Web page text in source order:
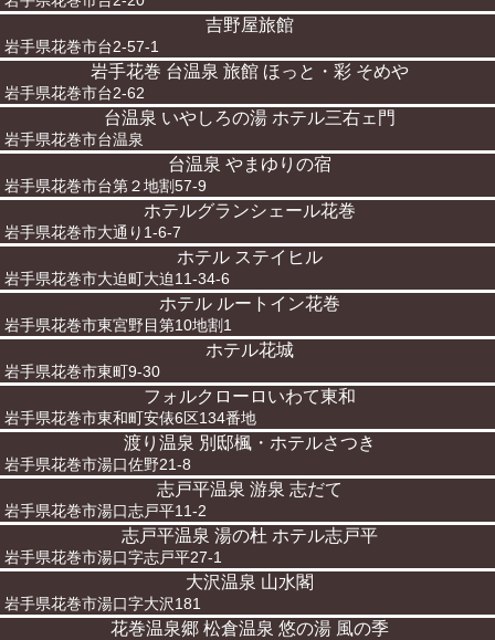
吉野屋旅館
岩手県花巻市台2-57-1
岩手花巻 台温泉 旅館 ほっと・彩 そめや
岩手県花巻市台2-62
台温泉 いやしろの湯 ホテル三右ェ門
岩手県花巻市台温泉
台温泉 やまゆりの宿
岩手県花巻市台第２地割57-9
ホテルグランシェール花巻
岩手県花巻市大通り1-6-7
ホテル ステイヒル
岩手県花巻市大迫町大迫11-34-6
ホテル ルートイン花巻
岩手県花巻市東宮野目第10地割1
ホテル花城
岩手県花巻市東町9-30
フォルクローロいわて東和
岩手県花巻市東和町安俵6区134番地
渡り温泉 別邸楓・ホテルさつき
岩手県花巻市湯口佐野21-8
志戸平温泉 游泉 志だて
岩手県花巻市湯口志戸平11-2
志戸平温泉 湯の杜 ホテル志戸平
岩手県花巻市湯口字志戸平27-1
大沢温泉 山水閣
岩手県花巻市湯口字大沢181
花巻温泉郷 松倉温泉 悠の湯 風の季